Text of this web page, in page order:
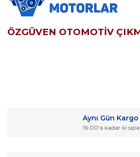
ÖZGÜVEN OTOMOTİV
Görüş ve önerileriniz için teşekkür ederiz.
Aynı Gün Kargo
16:00'a kadar ki